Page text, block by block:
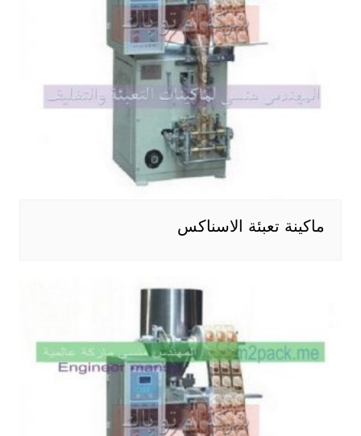
ماكينة تعبئة الاسناكس